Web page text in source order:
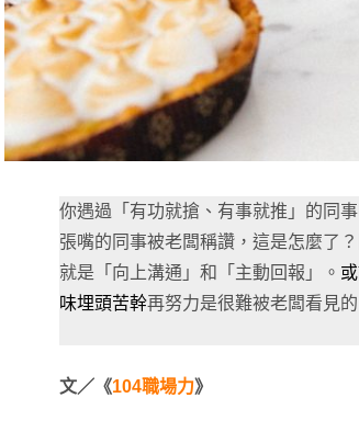
你遇過「有功就搶、有事就推」的同
張嘴的同事被老闆稱讚，這是怎麼了
就是「向上溝通」和「主動回報」。
味埋頭苦幹再努力是很難被老闆看見的
文／《104職場力》